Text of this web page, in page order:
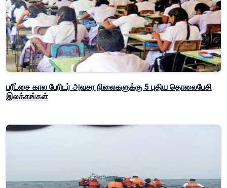
பரீட்சை கால பேரிடர் அவசர நிலைகளுக்கு 5 புதிய தொலைபேசி
இலக்கங்கள்